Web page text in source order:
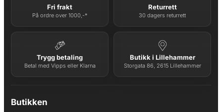
Fri frakt
På ordre over 1000,-*
Returrett
30 dagers returrett
Trygg betaling
Betal med Vipps eller Klarna
Butikk i Lillehammer
Storgata 86, 2615 Lillehammer
Butikken